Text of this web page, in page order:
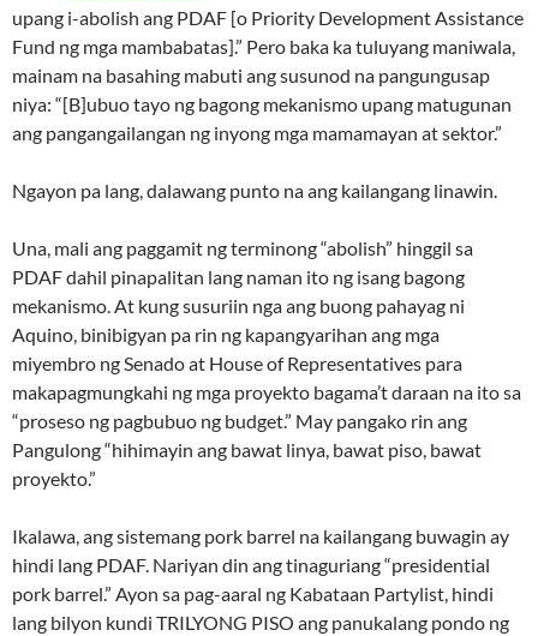
upang i-abolish ang PDAF [o Priority Development Assistance
Fund ng mga mambabatas].” Pero baka ka tuluyang maniwala,
mainam na basahing mabuti ang susunod na pangungusap
niya: “[B]ubuo tayo ng bagong mekanismo upang matugunan
ang pangangailangan ng inyong mga mamamayan at sektor.”
Ngayon pa lang, dalawang punto na ang kailangang linawin.
Una, mali ang paggamit ng terminong “abolish” hinggil sa
PDAF dahil pinapalitan lang naman ito ng isang bagong
mekanismo. At kung susuriin nga ang buong pahayag ni
Aquino, binibigyan pa rin ng kapangyarihan ang mga
miyembro ng Senado at House of Representatives para
makapagmungkahi ng mga proyekto bagama’t daraan na ito sa
“proseso ng pagbubuo ng budget.” May pangako rin ang
Pangulong “hihimayin ang bawat linya, bawat piso, bawat
proyekto.”
Ikalawa, ang sistemang pork barrel na kailangang buwagin ay
hindi lang PDAF. Nariyan din ang tinaguriang “presidential
pork barrel.” Ayon sa pag-aaral ng Kabataan Partylist, hindi
lang bilyon kundi TRILYONG PISO ang panukalang pondo ng